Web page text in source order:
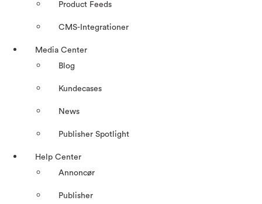
Product Feeds
CMS-Integrationer
Media Center
Blog
Kundecases
News
Publisher Spotlight
Help Center
Annoncør
Publisher